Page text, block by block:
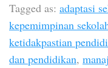
Tagged as: adaptasi
kepemimpinan
ketidakpastian
dan pendidikan,